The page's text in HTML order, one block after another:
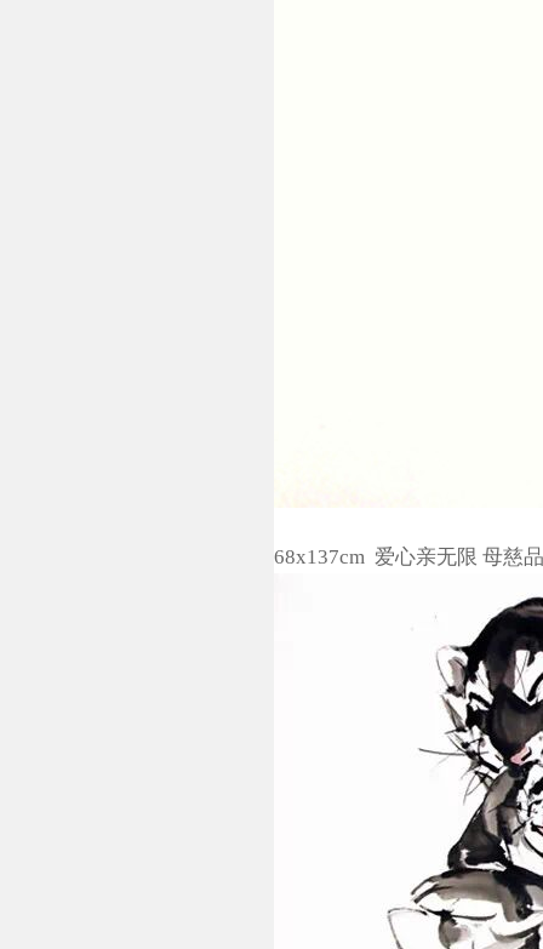
68x137cm 爱心亲无限 母慈